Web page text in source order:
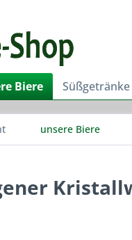
Biere Süßgetränke
unsere Biere